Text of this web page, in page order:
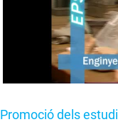
Promoció dels